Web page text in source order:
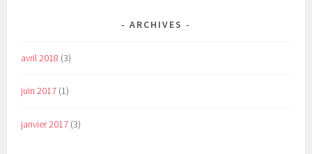
ARCHIVES
avril 2018 (3)
juin 2017 (1)
janvier 2017 (3)